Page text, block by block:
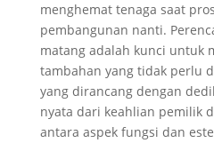
menghemat tenaga saat
pembangunan nanti.
matang adalah kunci untuk
tambahan yang tidak perlu
yang dirancang dengan
nyata dari keahlian pemilik
antara aspek fungsi dan